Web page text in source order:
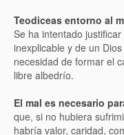
Teodiceas entorno al
Se ha intentado
inexplicable y de un
necesidad de formar el
libre albedrío.
El mal es necesario
que, si no hubiera
habría valor, caridad,